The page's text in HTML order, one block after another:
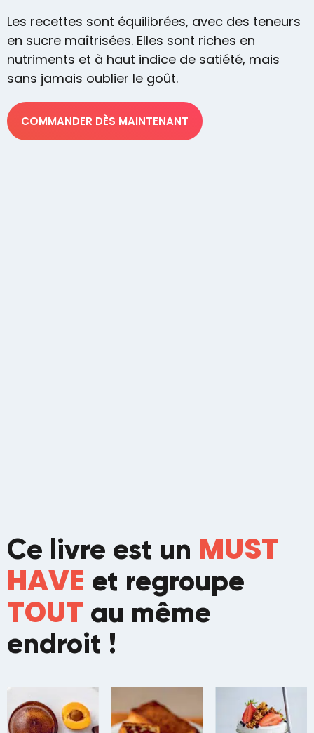
Les recettes sont équilibrées, avec des teneurs
en sucre maîtrisées. Elles sont riches en
nutriments et à haut indice de satiété, mais
sans jamais oublier le goût.
COMMANDER DÈS MAINTENANT
Ce livre est un MUST
HAVE et regroupe
TOUT au même
endroit !